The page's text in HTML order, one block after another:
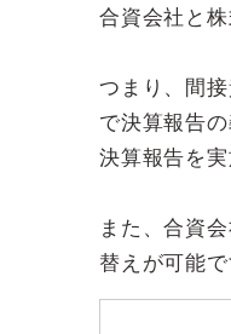
合資会社と
つまり、間
で決算報告
決算報告を実
また、合資
替えが可能